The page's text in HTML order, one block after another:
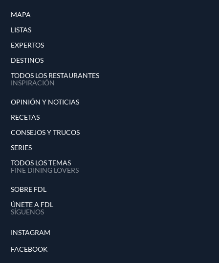
MAPA
LISTAS
EXPERTOS
DESTINOS
TODOS LOS RESTAURANTES
INSPIRACIÓN
OPINIÓN Y NOTICIAS
RECETAS
CONSEJOS Y TRUCOS
SERIES
TODOS LOS TEMAS
FINE DINING LOVERS
SOBRE FDL
ÚNETE A FDL
SÍGUENOS
INSTAGRAM
FACEBOOK